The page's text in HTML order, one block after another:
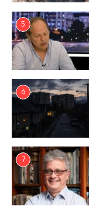
5
6
7